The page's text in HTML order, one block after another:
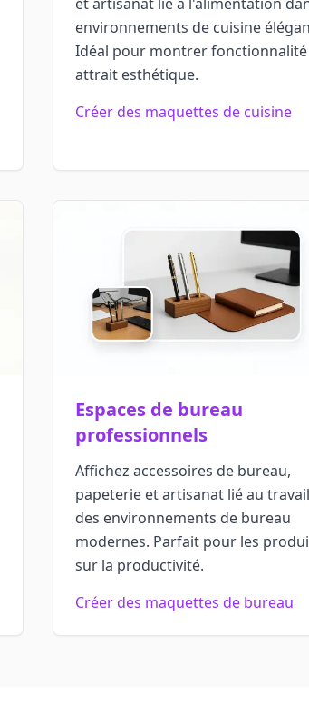
environnements de cuisine
Idéal pour montrer
attrait esthétique.
Créer des maquettes de cuisine
Espaces de bureau
professionnels
Affichez accessoires de bureau,
papeterie et artisanat lié au
des environnements de bureau
modernes. Parfait pour les
sur la productivité.
Créer des maquettes de bureau